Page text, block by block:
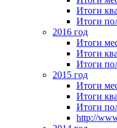
Итоги
Итоги
2016 год
Итоги
Итоги
Итоги
2015 год
Итоги
Итоги
Итоги
http://